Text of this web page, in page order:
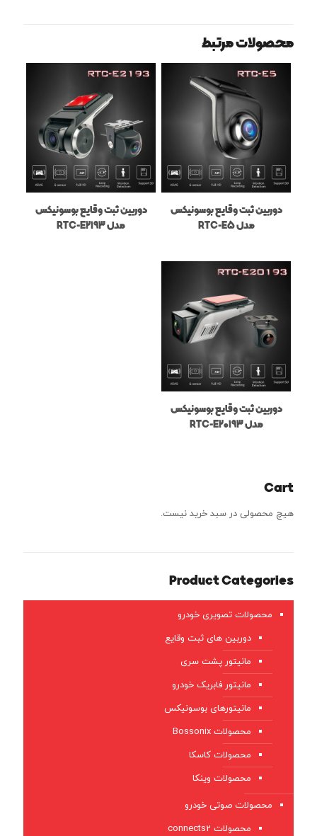
محصولات مرتبط
دوربین ثبت وقایع بوسونیکس
مدل RTC-E5
دوربین ثبت وقایع بوسونیکس
مدل RTC-E2193
دوربین ثبت وقایع بوسونیکس
مدل RTC-E20193
Cart
هیچ محصولی در سبد خرید نیست.
Product Categories
محصولات تصویری خودرو
دوربین های ثبت وقایع
مانیتور پشت سری
مانیتور فابریک خودرو
مانیتورهای بوسونیکس
محصولات Bossonix
محصولات کاسکا
محصولات وینکا
محصولات صوتی خودرو
محصولات connects2